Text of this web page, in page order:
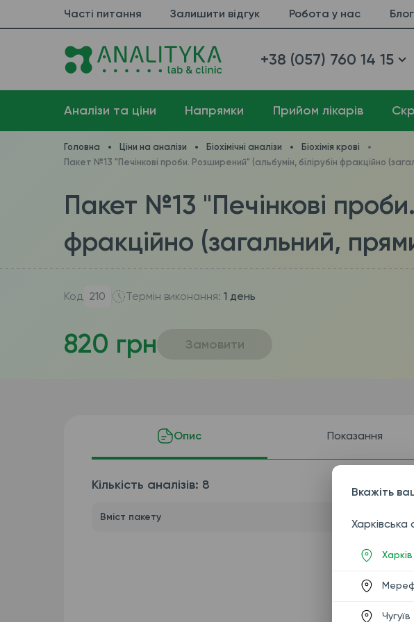
Часті питання Залишити відгук Робота у нас Блог
+38 (057) 760 14 15
Аналізи та ціни Напрямки Прийом лікарів
Головна Ціни на аналізи Біохімічні аналізи
Біохімія крові
Пакет №13 "Печінкові проби. Розширений" (альбумін, білірубін фракційно
Пакет №13 "Печінкові
фракційно (загальний,
Код 210 Термін виконання: 1 день
820 грн Замовити
Опис Показання
Кількість аналізів: 8
Вміст пакету
Вкажіть
Харківська
Харків
Чугуїв